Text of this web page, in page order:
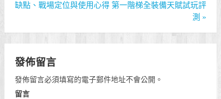
缺點、戰場定位與使用心得 第一階梯全裝備天賦試玩評
測 »
發佈留言
發佈留言必須填寫的電子郵件地址不會公開。
留言